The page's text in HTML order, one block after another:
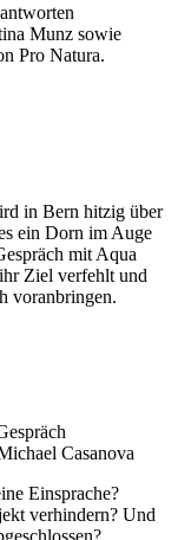
Munz sowie
Pro Natura.
in Bern hitzig über
ein Dorn im Auge
mit Aqua
Ziel verfehlt und
voranbringen.
Einsprache?
verhindern? Und